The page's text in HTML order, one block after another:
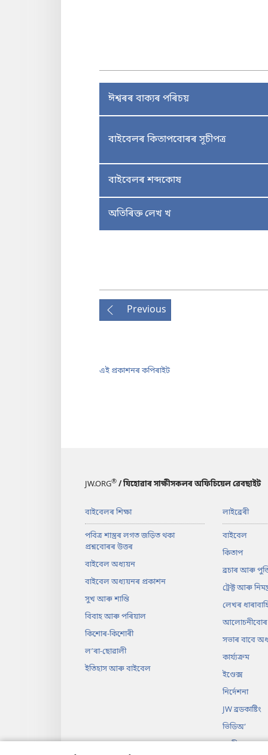
ঈশ্বৰৰ বাক্যৰ পৰিচয়
বাইবেলৰ কিতাপবোৰৰ সূচীপত্ৰ
বাইবেলৰ শব্দকোষ
অতিৰিক্ত লেখ খ
Previous
এই প্ৰকাশনৰ কপিৰাইট
JW.ORG® / যিহোৱাৰ সাক্ষীসকলৰ অফিচিয়েল ৱেবছাইট
বাইবেলৰ শিক্ষা
পবিত্ৰ শাস্ত্ৰৰ লগত জড়িত থকা
প্ৰশ্নবোৰৰ উত্তৰ
বাইবেল অধ্যয়ন
বাইবেল অধ্যয়নৰ প্ৰকাশন
সুখ আৰু শান্তি
বিবাহ আৰু পৰিয়াল
কিশোৰ-কিশোৰী
লʼৰা-ছোৱালী
ইতিহাস আৰু বাইবেল
লাইব্ৰেৰী
বাইবেল
কিতাপ
ব্ৰচাৰ আৰু
ট্ৰেক্ট আৰু
লেখৰ
আলোচনীবোৰ
সভাৰ বাবে
কাৰ্য্যক্ৰম
ইণ্ডেক্স
নিৰ্দেশনা
JW ব্ৰডকাষ্টিং
ভিডিঅ’
সংগীত